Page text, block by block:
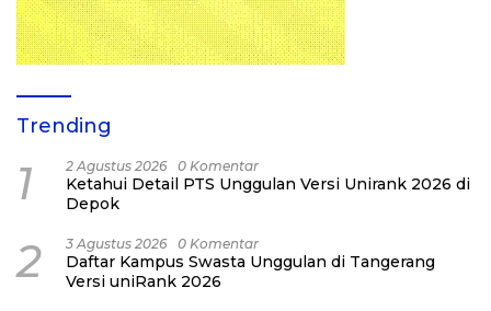
Trending
1 2 Agustus 2026 0 Komentar
Ketahui Detail PTS Unggulan Versi Unirank 2026 di
Depok
2 3 Agustus 2026 0 Komentar
Daftar Kampus Swasta Unggulan di Tangerang
Versi uniRank 2026